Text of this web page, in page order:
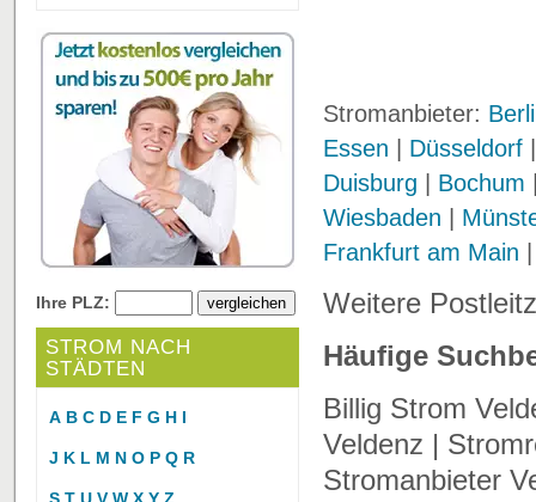
Ihre PLZ:
STROM NACH
STÄDTEN
A B C D E F G H I
J K L M N O P Q R
Stromanbieter:
Essen
Düsseldorf
Duisburg
Bochum
Wiesbaden
Frankfurt am Main
Weitere
Häufige
Billig Strom
Veldenz |
Stromanbieter